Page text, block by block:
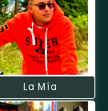
La Mía